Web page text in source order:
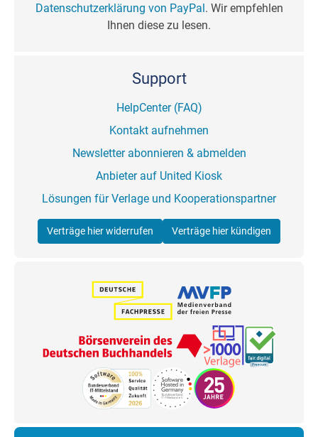
Datenschutzerklärung von PayPal. Wir empfehlen
Ihnen diese zu lesen.
Support
HelpCenter (FAQ)
Kontakt aufnehmen
Newsletter abonnieren & abmelden
Anbieter auf United Kiosk
Lösungen für Verlage und Kooperationspartner
Verträge hier widerrufen Verträge hier kündigen